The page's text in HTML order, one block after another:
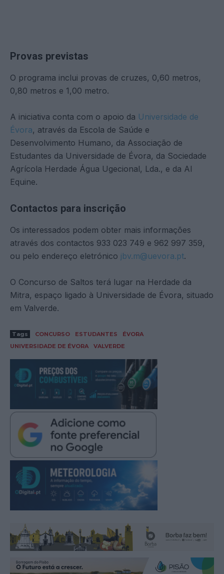
Provas previstas
O programa inclui provas de cruzes, 0,60 metros,
0,80 metros e 1,00 metro.
A iniciativa conta com o apoio da Universidade de
Évora, através da Escola de Saúde e
Desenvolvimento Humano, da Associação de
Estudantes da Universidade de Évora, da Sociedade
Agrícola Herdade Água Ugecional, Lda., e da Al
Equine.
Contactos para inscrição
Os interessados podem obter mais informações
através dos contactos 933 023 749 e 962 997 359,
ou pelo endereço eletrónico jbv.m@uevora.pt.
O Concurso de Saltos terá lugar na Herdade da
Mitra, espaço ligado à Universidade de Évora, situado
em Valverde.
Tags CONCURSO ESTUDANTES
ÉVORA
UNIVERSIDADE DE ÉVORA
VALVERDE